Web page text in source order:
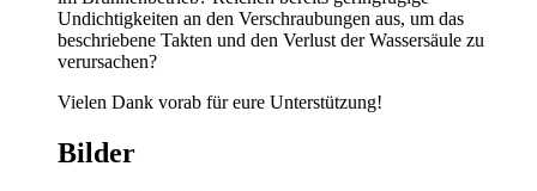
Undichtigkeiten an den Verschraubungen aus, um das
beschriebene Takten und den Verlust der Wassersäule zu
verursachen?
Vielen Dank vorab für eure Unterstützung!
Bilder